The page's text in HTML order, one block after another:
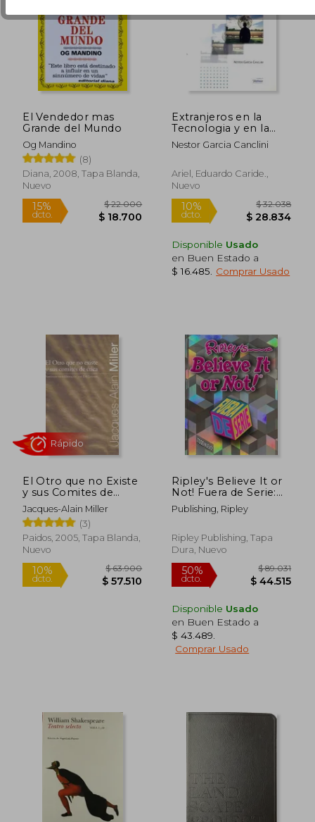
dcto.
Rápido
50%
dcto.
$ 158.914 50%
dcto.
$
El Vendedor mas
Grande del Mundo
Og Mandino
(8)
Diana, 2008, Tapa Blanda,
Nuevo
Extranjeros en la
Tecnologia y en la
Cultura
Nestor Garcia Canclini
Ariel, Eduardo Caride.,
Nuevo
Disponible Usado
en Buen Estado a
$ 16.485
Comprar Usado
El Otro que no Existe
y sus Comites de
Etica
Jacques-Alain Miller
(3)
Paidos, 2005, Tapa Blanda,
Nuevo
Ripley's Believe It or
Not! Fuera de Serie:
Fuera de Serie
Publishing, Ripley
Ripley Publishing, Tapa
Dura, Nuevo
Disponible Usado
en Buen Estado a
$ 43.489
Comprar Usado